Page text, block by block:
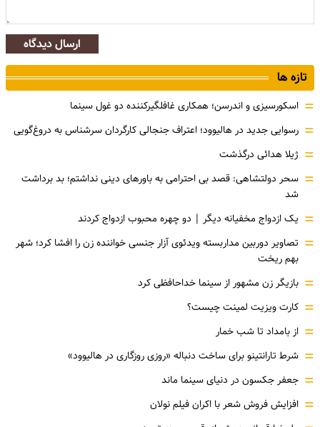
ارسال دیدگاه
تازه ها
= اسکورسیزی و اندرسن؛ همکاری غافلگیرکننده دو غول سینما
= رسوایی جدید در هالیوود؛ اعتراف جنجالی کارگردان سرشناس به دروغ‌گویی
= ژیلا هدائی درگذشت
= سحر دولتشاهی: قصد بی احترامی به باورهای دینی نداشتم؛ بد برداشت
شد
= یک ازدواج مخفیانه دیگر | دو چهره محبوب ازدواج کردند
= تصاویر دوربین مداربسته ویدئوی آزار جنسی خواننده زن را افشا کرد؛ شهر
بهم ریخت
= بازیگر زن مشهور از سینما خداحافظی کرد
= کارت ویزیت لمینت چیست؟
= از بامداد تا شب خمار
= شرط تارانتینو برای ساخت دنباله «روزی روزگاری در هالیوود»
= جعفر جکسون در دنیای سینما ماند
= افزایش فروش شعر با اکران فیلم نولان